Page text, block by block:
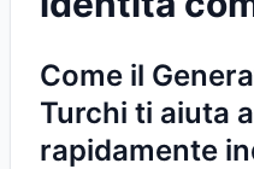
Come il
Turchi ti aiuta
rapidamente